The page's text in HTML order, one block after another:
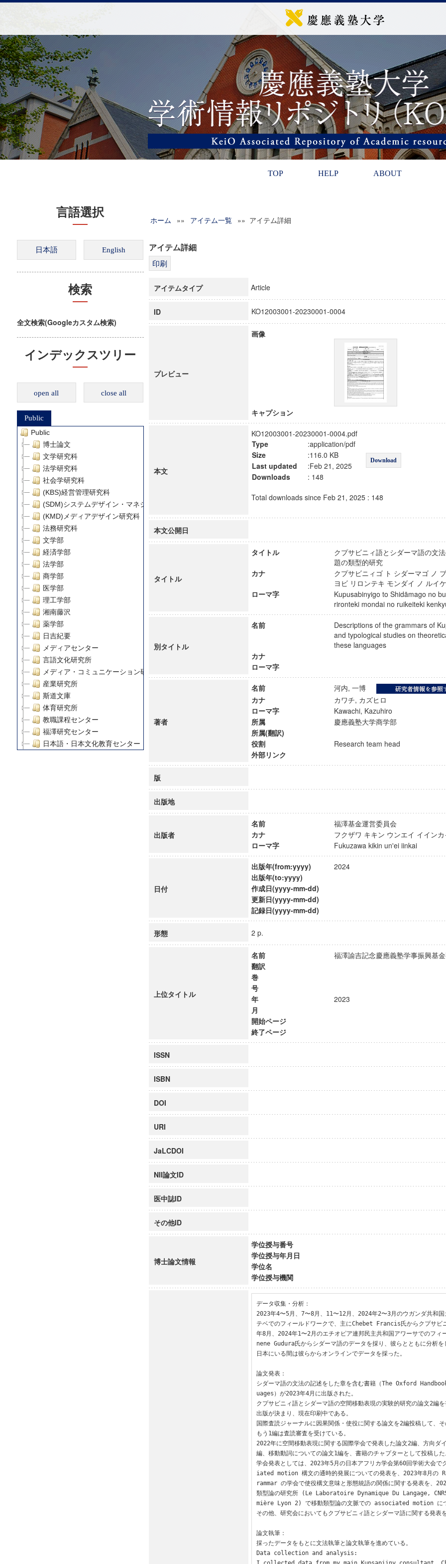
TOP HELP ABOUT
言語選択
検索
全文検索(Googleカスタム検索)
インデックスツリー
open all close all
Public
Public
博士論文
文学研究科
法学研究科
社会学研究科
(KBS)経営管理研究科
(SDM)システムデザイン・マネジメント研究科
(KMD)メディアデザイン研究科
法務研究科
文学部
経済学部
法学部
商学部
医学部
理工学部
湘南藤沢
薬学部
日吉紀要
メディアセンター
言語文化研究所
メディア・コミュニケーション研究所
産業研究所
斯道文庫
体育研究所
教職課程センター
福澤研究センター
日本語・日本文化教育センター
デジタルメディア・コンテンツ統合研究センター
グローバルリサーチインスティテュート
慶應義塾大学グローバルCOEプログラム市民社会ガバナンス教育研究センター
慶應義塾大学グローバルCOEプログラム論理と感性の先端的教育研究拠点
博士課程教育リーディングプログラム「超成熟社会発展のサイエンス」
ホーム »» アイテム一覧 »» アイテム詳細
アイテム詳細
アイテムタイプ Article
ID KO12003001-20230001-0004
プレビュー
画像
キャプション
本文
KO12003001-20230001-0004.pdf
Type
:application/pdf
Download
Size
:116.0 KB
Last updated
:Feb 21, 2025
Downloads
: 148
Total downloads since Feb 21, 2025 : 148
本文公開日
タイトル
タイトル
クプサビニィ語とシダーマ語の文
題の類型的研究
カナ
クプサビニィゴ ト シダーマゴ ノ
ヨビ リロンテキ モンダイ ノ ル
ローマ字
Kupusabinyigo to Shidāmago no
rironteki mondai no ruikeiteki
別タイトル
名前
Descriptions of the grammars of
and typological studies on
these languages
カナ
ローマ字
著者
名前
河内, 一博
カナ
カワチ, カズヒロ
ローマ字
Kawachi, Kazuhiro
所属
慶應義塾大学商学部
所属(翻訳)
役割
Research team head
外部リンク
版
出版地
出版者
名前
福澤基金運営委員会
カナ
フクザワ キキン ウンエイ イイ
ローマ字
Fukuzawa kikin un'ei iinkai
日付
出版年(from:yyyy)
2024
出版年(to:yyyy)
作成日(yyyy-mm-dd)
更新日(yyyy-mm-dd)
記録日(yyyy-mm-dd)
形態 2 p.
上位タイトル
名前
福澤諭吉記念慶應義塾学事振興
翻訳
巻
号
年
2023
月
開始ページ
終了ページ
ISSN
ISBN
DOI
URI
JaLCDOI
NII論文ID
医中誌ID
その他ID
博士論文情報
学位授与番号
学位授与年月日
学位名
学位授与機関
データ収集・分析：
2023年4〜5月、7〜8月、11〜12月、2024年2〜3月のウガンダ共和
テベでのフィールドワークで、主にChebet Francis氏からクプサビ
年8月、2024年1〜2月のエチオピア連邦民主共和国アワーサでのフィ
nene Gudura氏からシダーマ語のデータを採り、彼らとともに分析を
日本にいる間は彼らからオンラインでデータを採った。
論文発表：
シダーマ語の文法の記述をした章を含む書籍（The Oxford
uages）が2023年4月に出版された。
クプサビニィ語とシダーマ語の空間移動表現の実験的研究の論文2編
出版が決まり、現在印刷中である。
国際査読ジャーナルに因果関係・使役に関する論文を2編投稿して、
もう1編は査読審査を受けている。
2022年に空間移動表現に関する国際学会で発表した論文2編、方向ダ
編、移動動詞についての論文1編を、書籍のチャプターとして投稿し
学会発表としては、2023年5月の日本アフリカ学会第60回学術大会
iated motion 構文の通時的発展についての発表を、2023年8月
rammar の学会で使役構文意味と形態統語の関係に関する発表を、
類型論の研究所 (Le Laboratoire Dynamique Du Langage,
mière Lyon 2) で移動類型論の文脈での associated motion につ
その他、研究会においてもクプサビニィ語とシダーマ語に関する発表
論文執筆：
採ったデータをもとに文法執筆と論文執筆を進めている。
Data collection and analysis: